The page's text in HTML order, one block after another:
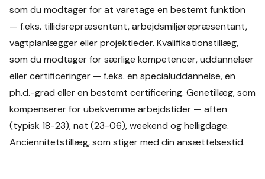
som du modtager for at varetage en bestemt funktion
— f.eks. tillidsrepræsentant, arbejdsmiljørepræsentant,
vagtplanlægger eller projektleder. Kvalifikationstillæg,
som du modtager for særlige kompetencer, uddannelser
eller certificeringer — f.eks. en specialuddannelse, en
ph.d.-grad eller en bestemt certificering. Genetillæg, som
kompenserer for ubekvemme arbejdstider — aften
(typisk 18-23), nat (23-06), weekend og helligdage.
Anciennitetstillæg, som stiger med din ansættelsestid.